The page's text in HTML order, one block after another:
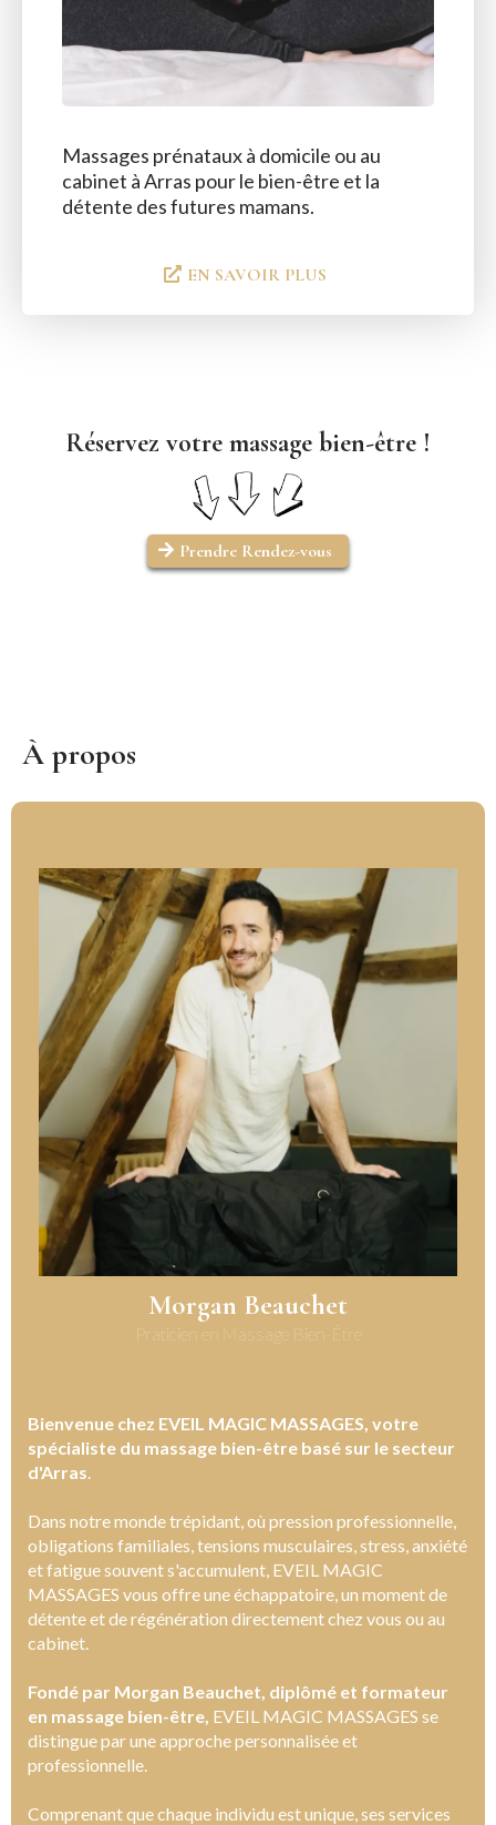
Massages prénataux à domicile ou au
cabinet à Arras pour le bien-être et la
détente des futures mamans.
EN SAVOIR PLUS
Réservez votre massage bien-être !
Prendre Rendez-vous
À propos
Morgan Beauchet
Praticien en Massage Bien-Être
Bienvenue chez EVEIL MAGIC MASSAGES, votre
spécialiste du massage bien-être basé sur le secteur
d'Arras.
Dans notre monde trépidant, où pression professionnelle,
obligations familiales, tensions musculaires, stress, anxiété
et fatigue souvent s'accumulent, EVEIL MAGIC
MASSAGES vous offre une échappatoire, un moment de
détente et de régénération directement chez vous ou au
cabinet.
Fondé par Morgan Beauchet, diplômé et formateur
en massage bien-être, EVEIL MAGIC MASSAGES se
distingue par une approche personnalisée et
professionnelle.
Comprenant que chaque individu est unique, ses services